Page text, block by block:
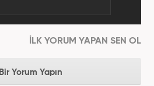
İLK YORUM YAPAN SEN OL
Bir Yorum Yapın